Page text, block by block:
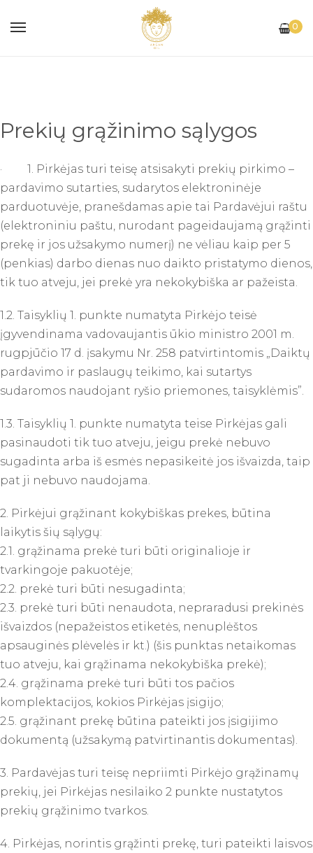
0
Prekių grąžinimo sąlygos
·
1. Pirkėjas turi teisę atsisakyti prekių pirkimo –
pardavimo sutarties, sudarytos elektroninėje
parduotuvėje, pranešdamas apie tai Pardavėjui raštu
(elektroniniu paštu, nurodant pageidaujamą grąžinti
prekę ir jos užsakymo numerį) ne vėliau kaip per 5
(penkias) darbo dienas nuo daikto pristatymo dienos,
tik tuo atveju, jei prekė yra nekokybiška ar pažeista.
1.2. Taisyklių 1. punkte numatyta Pirkėjo teisė
įgyvendinama vadovaujantis ūkio ministro 2001 m.
rugpjūčio 17 d. įsakymu Nr. 258 patvirtintomis „Daiktų
pardavimo ir paslaugų teikimo, kai sutartys
sudaromos naudojant ryšio priemones, taisyklėmis”.
1.3. Taisyklių 1. punkte numatyta teise Pirkėjas gali
pasinaudoti tik tuo atveju, jeigu prekė nebuvo
sugadinta arba iš esmės nepasikeitė jos išvaizda, taip
pat ji nebuvo naudojama.
2. Pirkėjui grąžinant kokybiškas prekes, būtina
laikytis šių sąlygų:
2.1. grąžinama prekė turi būti originalioje ir
tvarkingoje pakuotėje;
2.2. prekė turi būti nesugadinta;
2.3. prekė turi būti nenaudota, nepraradusi prekinės
išvaizdos (nepažeistos etiketės, nenuplėštos
apsauginės plėvelės ir kt.) (šis punktas netaikomas
tuo atveju, kai grąžinama nekokybiška prekė);
2.4. grąžinama prekė turi būti tos pačios
komplektacijos, kokios Pirkėjas įsigijo;
2.5. grąžinant prekę būtina pateikti jos įsigijimo
dokumentą (užsakymą patvirtinantis dokumentas).
3. Pardavėjas turi teisę nepriimti Pirkėjo grąžinamų
prekių, jei Pirkėjas nesilaiko 2 punkte nustatytos
prekių grąžinimo tvarkos.
4. Pirkėjas, norintis grąžinti prekę, turi pateikti laisvos